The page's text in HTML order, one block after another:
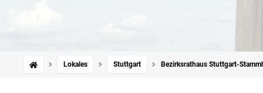
Lokales Stuttgart Bezirksrathaus Stuttgart-